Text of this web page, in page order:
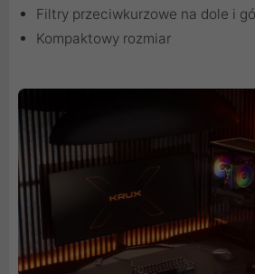
Filtry przeciwkurzowe na dole i
Kompaktowy rozmiar